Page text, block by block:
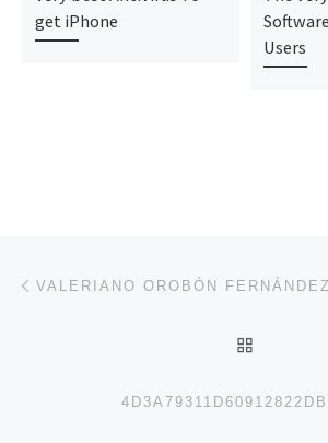
get iPhone
Users
Navegación de
VALERIANO OROBÓN FERNÁNDEZ